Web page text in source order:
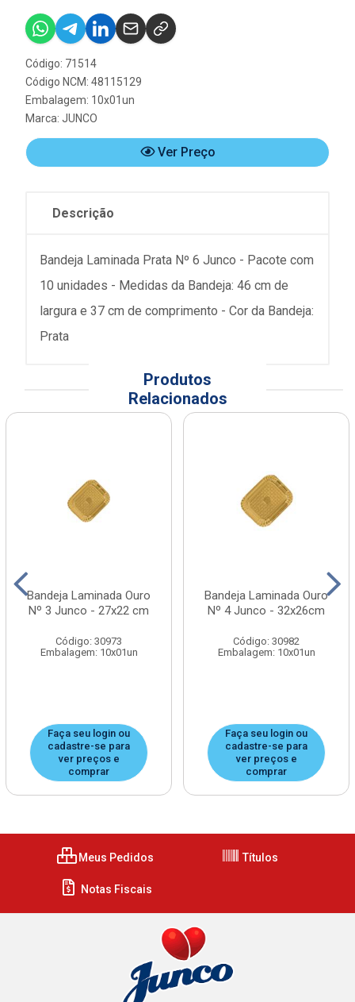
Código: 71514
Código NCM: 48115129
Embalagem: 10x01un
Marca: JUNCO
Ver Preço
Descrição
Bandeja Laminada Prata Nº 6 Junco - Pacote com
10 unidades - Medidas da Bandeja: 46 cm de
largura e 37 cm de comprimento - Cor da Bandeja:
Prata
Produtos
Relacionados
Bandeja Laminada Ouro
Nº 3 Junco - 27x22 cm
Código: 30973
Embalagem: 10x01un
Faça seu login ou
cadastre-se para
ver preços e
comprar
Bandeja Laminada Ouro
Nº 4 Junco - 32x26cm
Código: 30982
Embalagem: 10x01un
Faça seu login ou
cadastre-se para
ver preços e
comprar
Meus Pedidos Títulos
Notas Fiscais